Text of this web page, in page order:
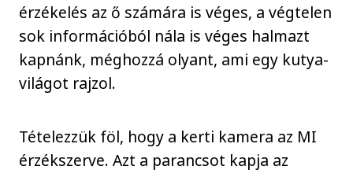
érzékelés az ő számára is véges, a végtelen
sok információból nála is véges halmazt
kapnánk, méghozzá olyant, ami egy kutya-
világot rajzol.
Tételezzük föl, hogy a kerti kamera az MI
érzékszerve. Azt a parancsot kapja az